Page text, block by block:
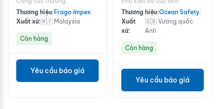
Thương hiệu: Frago Impex
Xuất xứ:🇲🇾 Malaysia
Còn hàng
Yêu cầu báo giá
Thương hiệu:Ocean Safety
Xuất
xứ:
🇬🇧 Vương quốc
Anh
Còn hàng
Yêu cầu báo giá